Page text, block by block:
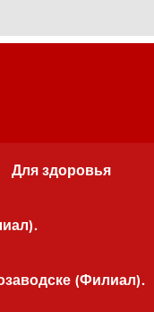
Для здоровья
(Филиал).